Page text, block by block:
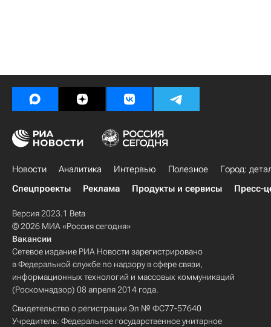
Новости Аналитика Интервью Полезное
Город:
Спецпроекты
Реклама Продукты и сервисы Пресс-
Версия 2023.1 Beta
© 2026 МИА «Россия сегодня»
Вакансии
Сетевое издание РИА Новости зарегистрировано
в Федеральной службе по надзору в сфере связи,
информационных технологий и массовых коммуникаций
(Роскомнадзор) 08 апреля 2014 года.
Свидетельство о регистрации Эл № ФС77-57640
Учредитель: Федеральное государственное унитарное